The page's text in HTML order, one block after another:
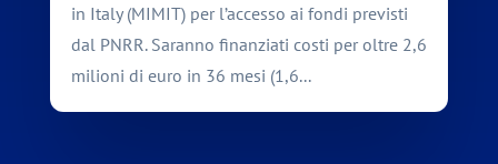
in Italy (MIMIT) per l’accesso ai fondi previsti
dal PNRR. Saranno finanziati costi per oltre 2,6
milioni di euro in 36 mesi (1,6...